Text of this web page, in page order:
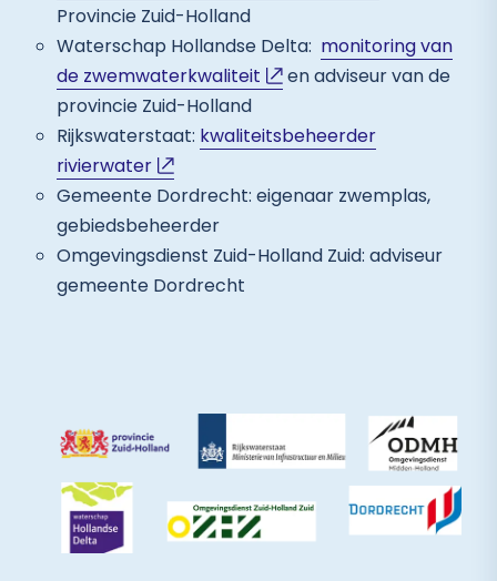
Provincie Zuid-Holland
Waterschap Hollandse Delta: monitoring van
de zwemwaterkwaliteit
en adviseur van de
provincie Zuid-Holland
Rijkswaterstaat: kwaliteitsbeheerder
rivierwater
Gemeente Dordrecht: eigenaar zwemplas,
gebiedsbeheerder
Omgevingsdienst Zuid-Holland Zuid: adviseur
gemeente Dordrecht